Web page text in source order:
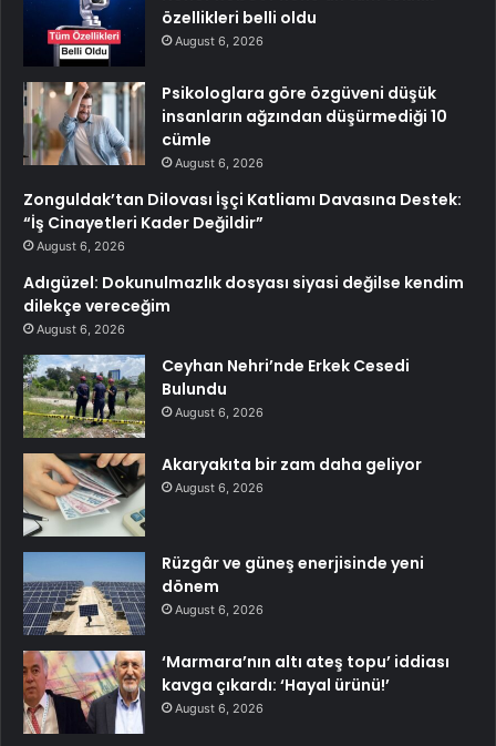
özellikleri belli oldu
August 6, 2026
Psikologlara göre özgüveni düşük
insanların ağzından düşürmediği 10
cümle
August 6, 2026
Zonguldak’tan Dilovası İşçi Katliamı Davasına Destek:
“İş Cinayetleri Kader Değildir”
August 6, 2026
Adıgüzel: Dokunulmazlık dosyası siyasi değilse kendim
dilekçe vereceğim
August 6, 2026
Ceyhan Nehri’nde Erkek Cesedi
Bulundu
August 6, 2026
Akaryakıta bir zam daha geliyor
August 6, 2026
Rüzgâr ve güneş enerjisinde yeni
dönem
August 6, 2026
‘Marmara’nın altı ateş topu’ iddiası
kavga çıkardı: ‘Hayal ürünü!’
August 6, 2026